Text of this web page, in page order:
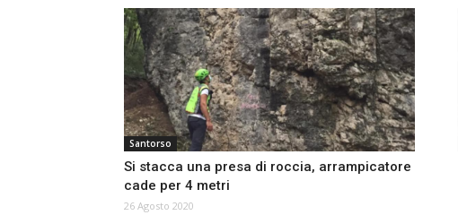
Santorso
Si stacca una presa di roccia, arrampicatore
cade per 4 metri
26 Agosto 2020